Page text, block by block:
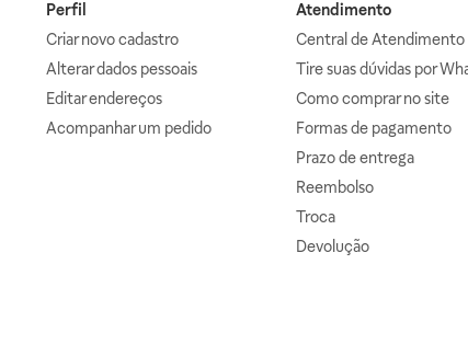
Perfil
Criar novo cadastro
Alterar dados pessoais
Editar endereços
Acompanhar um pedido
Atendimento
Central de Atendimento
Tire suas dúvidas por
Como comprar no site
Formas de pagamento
Prazo de entrega
Reembolso
Troca
Devolução